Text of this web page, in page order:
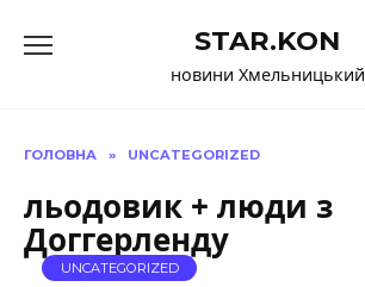
до
STAR.KON
новини Хмельницький
ГОЛОВНА » UNCATEGORIZED
льодовик + люди з
Доггерленду
UNCATEGORIZED